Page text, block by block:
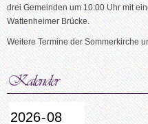
drei Gemeinden um 10:00 Uhr mit
Wattenheimer Brücke.
Weitere Termine der Sommerkirche